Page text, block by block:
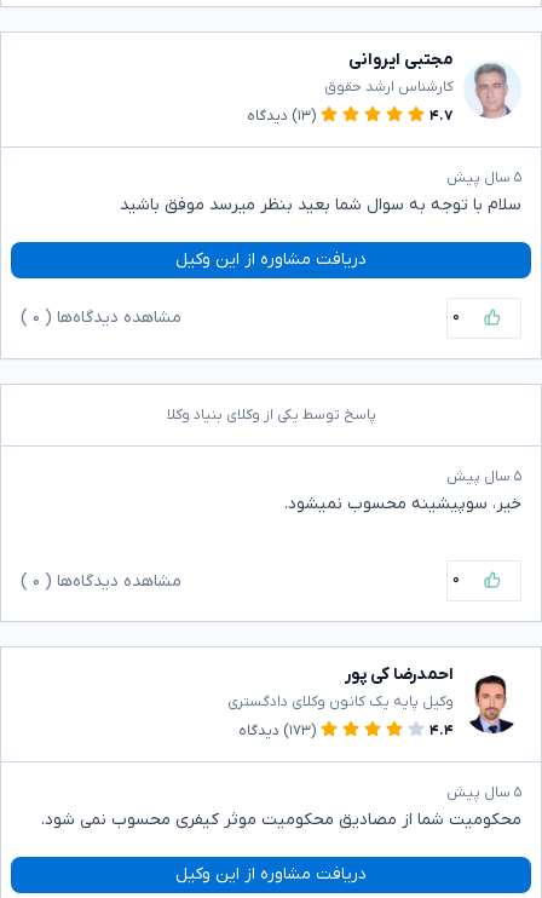
مجتبی ایروانی
کارشناس ارشد حقوق
۴.۷
(۱۳) دیدگاه
۵ سال پیش
سلام با توجه به سوال شما بعید بنظر میرسد موفق باشید
دریافت مشاوره از این وکیل
۰ مشاهده دیدگاه‌ها ( ۰
پاسخ توسط یکی از وکلای بنیاد وکلا
۵ سال پیش
خیر، سوپیشینه محسوب نمیشود.
۰ مشاهده دیدگاه‌ها ( ۰
احمدرضا کی پور
وکیل پایه یک کانون وکلای دادگستری
۴.۴
(۱۷۳) دیدگاه
۵ سال پیش
محکومیت شما از مصادیق محکومیت موثر کیفری محسوب نمی شود.
دریافت مشاوره از این وکیل